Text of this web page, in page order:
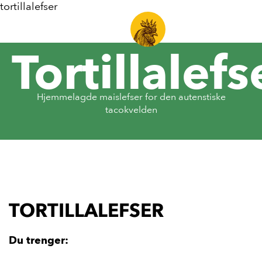
tortillalefser
Hjemmelagde maislefser for den autenstiske
tacokvelden
TORTILLALEFSER
Du trenger: